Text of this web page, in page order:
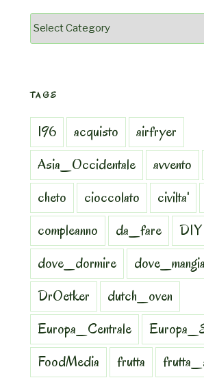
Categorie
TAGS
196 acquisto
airfryer
Asia_Occidentale
avvento
cheto
cioccolato civilta'
compleanno
da_fare
DIY
dove_dormire
DrOetker
dutch_oven
Europa_Centrale
FoodMedia
frutta